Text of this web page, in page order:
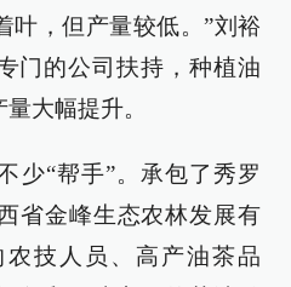
叶，但产量较低。”刘裕
门的公司扶持，种植油
大幅提升。
少“帮手”。承包了秀罗
省金峰生态农林发展有
技人员、高产油茶品